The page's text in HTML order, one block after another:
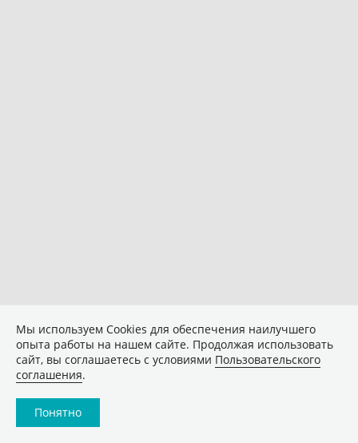
Мы используем Сookies для обеспечения наилучшего
опыта работы на нашем сайте. Продолжая использовать
сайт, вы соглашаетесь с условиями Пользовательского
соглашения.
Понятно